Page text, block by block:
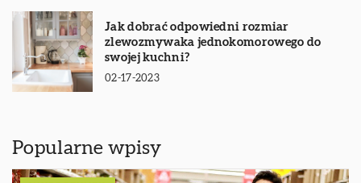
Jak dobrać odpowiedni rozmiar
zlewozmywaka jednokomorowego do
swojej kuchni?
02-17-2023
Popularne wpisy